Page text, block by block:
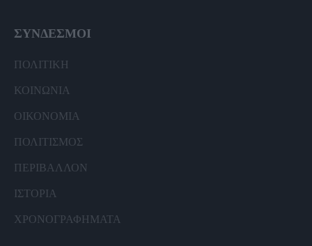
ΣΥΝΔΕΣΜΟΙ
ΠΟΛΙΤΙΚΗ
ΚΟΙΝΩΝΙΑ
ΟΙΚΟΝΟΜΙΑ
ΠΟΛΙΤΙΣΜΟΣ
ΠΕΡΙΒΑΛΛΟΝ
ΙΣΤΟΡΙΑ
ΧΡΟΝΟΓΡΑΦΗΜΑΤΑ